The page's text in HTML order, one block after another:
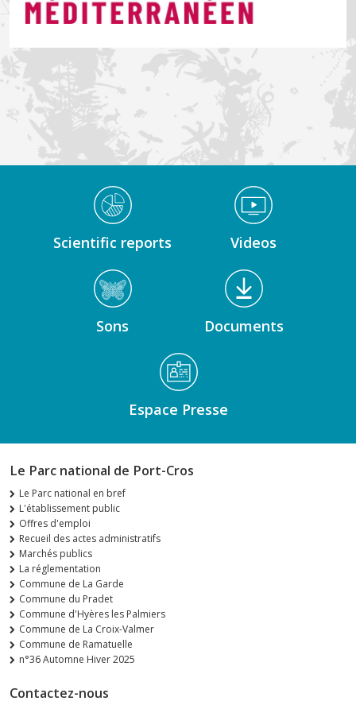
Médiathèque Footer
Scientific reports Videos
Sons Documents
Espace Presse
Le Parc national de Port-Cros
Le Parc national en bref
L'établissement public
Offres d'emploi
Recueil des actes administratifs
Marchés publics
La réglementation
Commune de La Garde
Commune du Pradet
Commune d'Hyères les Palmiers
Commune de La Croix-Valmer
Commune de Ramatuelle
n°36 Automne Hiver 2025
Contactez-nous